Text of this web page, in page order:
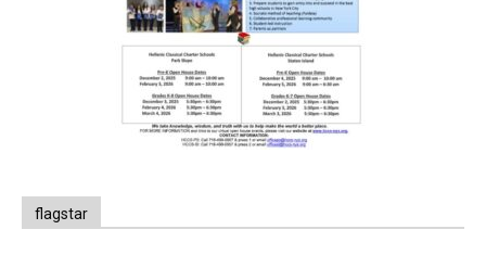
flagstar